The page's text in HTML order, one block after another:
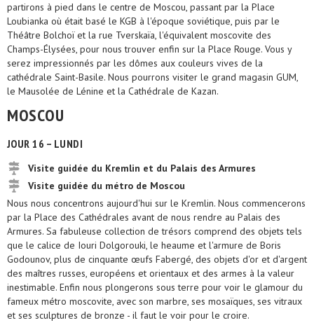
partirons à pied dans le centre de Moscou, passant par la Place
Loubianka où était basé le KGB à l'époque soviétique, puis par le
Théâtre Bolchoï et la rue Tverskaïa, l'équivalent moscovite des
Champs-Élysées, pour nous trouver enfin sur la Place Rouge. Vous y
serez impressionnés par les dômes aux couleurs vives de la
cathédrale Saint-Basile. Nous pourrons visiter le grand magasin GUM,
le Mausolée de Lénine et la Cathédrale de Kazan.
MOSCOU
JOUR 16 – LUNDI
Visite guidée du Kremlin et du Palais des Armures
Visite guidée du métro de Moscou
Nous nous concentrons aujourd'hui sur le Kremlin. Nous commencerons
par la Place des Cathédrales avant de nous rendre au Palais des
Armures. Sa fabuleuse collection de trésors comprend des objets tels
que le calice de Iouri Dolgorouki, le heaume et l'armure de Boris
Godounov, plus de cinquante œufs Fabergé, des objets d'or et d'argent
des maîtres russes, européens et orientaux et des armes à la valeur
inestimable. Enfin nous plongerons sous terre pour voir le glamour du
fameux métro moscovite, avec son marbre, ses mosaïques, ses vitraux
et ses sculptures de bronze - il faut le voir pour le croire.